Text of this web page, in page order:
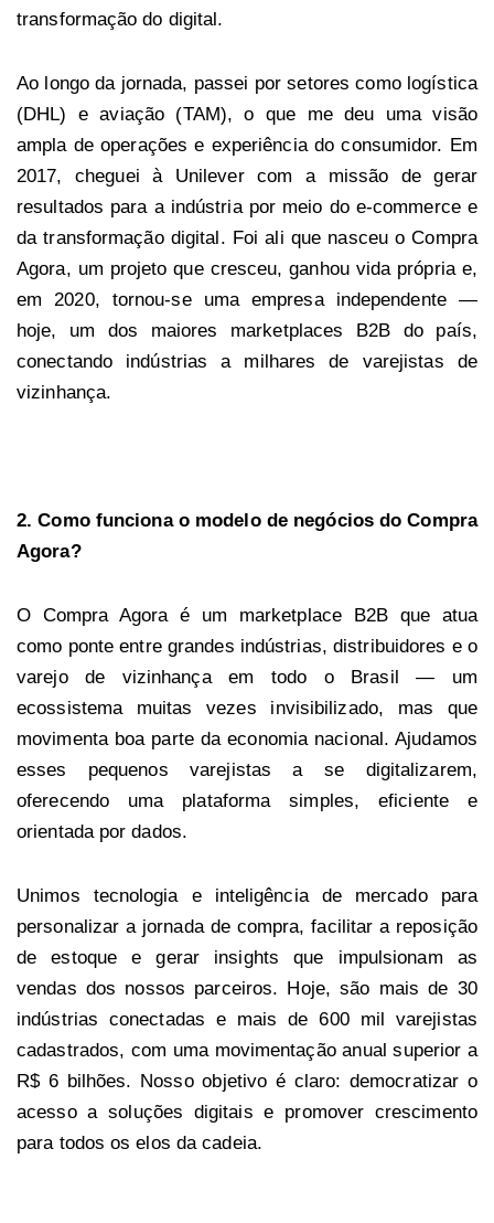
transformação do digital.
Ao longo da jornada, passei por setores como logística
(DHL) e aviação (TAM), o que me deu uma visão
ampla de operações e experiência do consumidor. Em
2017, cheguei à Unilever com a missão de gerar
resultados para a indústria por meio do e-commerce e
da transformação digital. Foi ali que nasceu o Compra
Agora, um projeto que cresceu, ganhou vida própria e,
em 2020, tornou-se uma empresa independente —
hoje, um dos maiores marketplaces B2B do país,
conectando indústrias a milhares de varejistas de
vizinhança.
2. Como funciona o modelo de negócios do Compra
Agora?
O Compra Agora é um marketplace B2B que atua
como ponte entre grandes indústrias, distribuidores e o
varejo de vizinhança em todo o Brasil — um
ecossistema muitas vezes invisibilizado, mas que
movimenta boa parte da economia nacional. Ajudamos
esses pequenos varejistas a se digitalizarem,
oferecendo uma plataforma simples, eficiente e
orientada por dados.
Unimos tecnologia e inteligência de mercado para
personalizar a jornada de compra, facilitar a reposição
de estoque e gerar insights que impulsionam as
vendas dos nossos parceiros. Hoje, são mais de 30
indústrias conectadas e mais de 600 mil varejistas
cadastrados, com uma movimentação anual superior a
R$ 6 bilhões. Nosso objetivo é claro: democratizar o
acesso a soluções digitais e promover crescimento
para todos os elos da cadeia.